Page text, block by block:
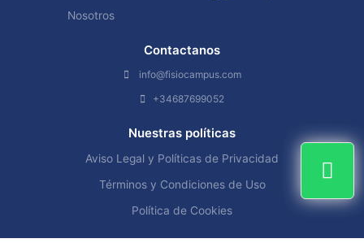
Nosotros
Contactanos
info@fisiocampus.com
+34687699052
Nuestras políticas
Aviso Legal y Políticas de Privacidad
Términos y Condiciones de Uso
Política de Cookies